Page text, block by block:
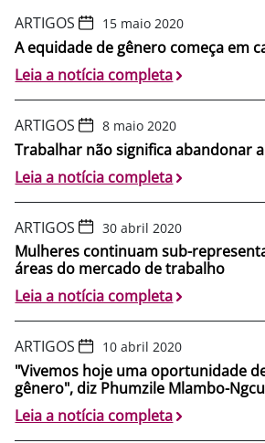
ARTIGOS 15 maio 2020
A equidade de gênero começa em
Leia a notícia completa
ARTIGOS 8 maio 2020
Trabalhar não significa abandonar
Leia a notícia completa
ARTIGOS 30 abril 2020
Mulheres continuam sub-
áreas do mercado de trabalho
Leia a notícia completa
ARTIGOS 10 abril 2020
"Vivemos hoje uma oportunidade
gênero", diz Phumzile Mlambo-
Leia a notícia completa